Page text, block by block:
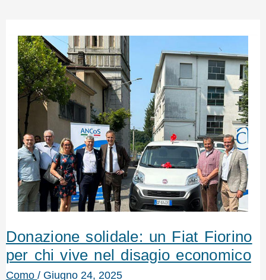
Donazione solidale: un Fiat Fiorino
per chi vive nel disagio economico
Como / Giugno 24, 2025